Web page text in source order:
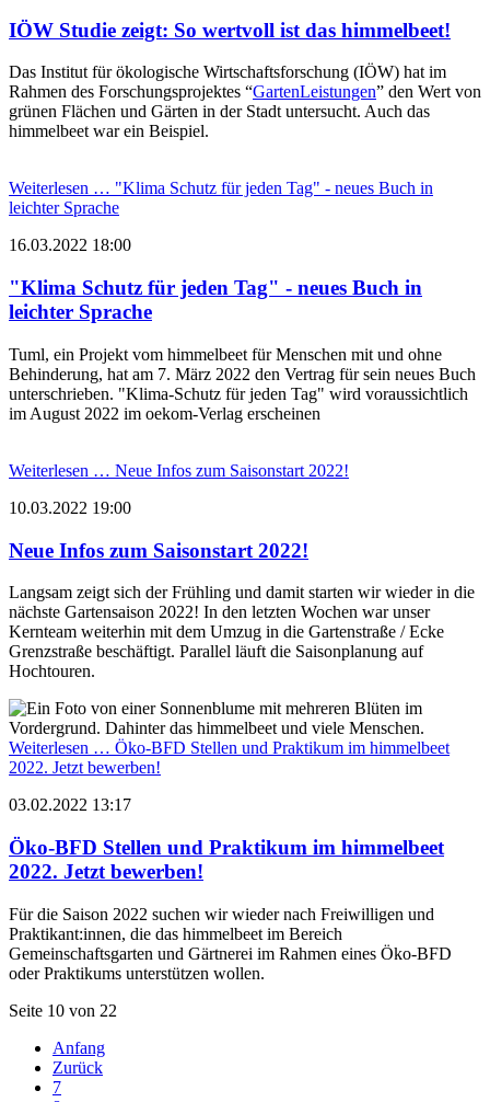
IÖW Studie zeigt: So wertvoll ist das himmelbeet!
Das Institut für ökologische Wirtschaftsforschung (IÖW) hat im
Rahmen des Forschungsprojektes “GartenLeistungen” den Wert von
grünen Flächen und Gärten in der Stadt untersucht. Auch das
himmelbeet war ein Beispiel.
Weiterlesen … "Klima Schutz für jeden Tag" - neues Buch in
leichter Sprache
16.03.2022 18:00
"Klima Schutz für jeden Tag" - neues Buch in
leichter Sprache
Tuml, ein Projekt vom himmelbeet für Menschen mit und ohne
Behinderung, hat am 7. März 2022 den Vertrag für sein neues Buch
unterschrieben. "Klima-Schutz für jeden Tag" wird voraussichtlich
im August 2022 im oekom-Verlag erscheinen
Weiterlesen … Neue Infos zum Saisonstart 2022!
10.03.2022 19:00
Neue Infos zum Saisonstart 2022!
Langsam zeigt sich der Frühling und damit starten wir wieder in die
nächste Gartensaison 2022! In den letzten Wochen war unser
Kernteam weiterhin mit dem Umzug in die Gartenstraße / Ecke
Grenzstraße beschäftigt. Parallel läuft die Saisonplanung auf
Hochtouren.
Weiterlesen … Öko-BFD Stellen und Praktikum im himmelbeet
2022. Jetzt bewerben!
03.02.2022 13:17
Öko-BFD Stellen und Praktikum im himmelbeet
2022. Jetzt bewerben!
Für die Saison 2022 suchen wir wieder nach Freiwilligen und
Praktikant:innen, die das himmelbeet im Bereich
Gemeinschaftsgarten und Gärtnerei im Rahmen eines Öko-BFD
oder Praktikums unterstützen wollen.
Seite 10 von 22
Anfang
Zurück
7